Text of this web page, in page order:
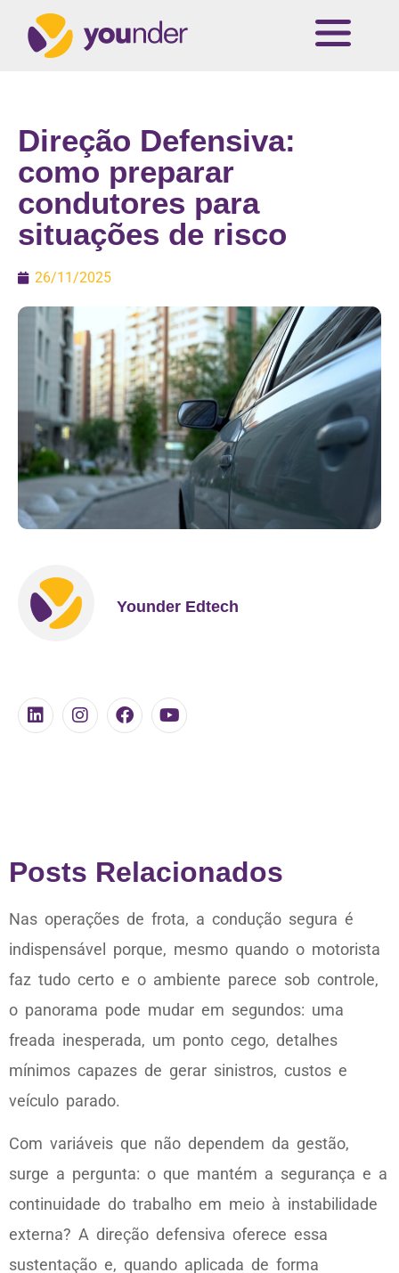
Direção Defensiva:
como preparar
condutores para
situações de risco
26/11/2025
Younder Edtech
Posts Relacionados
Nas operações de frota, a condução segura é
indispensável porque, mesmo quando o motorista
faz tudo certo e o ambiente parece sob controle,
o panorama pode mudar em segundos: uma
freada inesperada, um ponto cego, detalhes
mínimos capazes de gerar sinistros, custos e
veículo parado.
Com variáveis que não dependem da gestão,
surge a pergunta: o que mantém a segurança e a
continuidade do trabalho em meio à instabilidade
externa? A direção defensiva oferece essa
sustentação e, quando aplicada de forma